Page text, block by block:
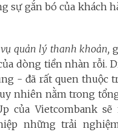
sự gắn bó của khách
quản lý thanh khoản,
dòng tiền nhàn rỗi.
- đã rất quen thuộc
nhiên nằm trong
của Vietcombank
những trải